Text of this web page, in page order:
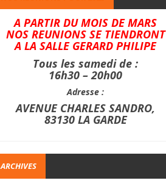
A PARTIR DU MOIS DE MARS
NOS REUNIONS SE TIENDRONT
A LA SALLE GERARD PHILIPE
Tous les samedi de :
16h30 – 20h00
Adresse :
AVENUE CHARLES SANDRO,
83130 LA GARDE
ARCHIVES